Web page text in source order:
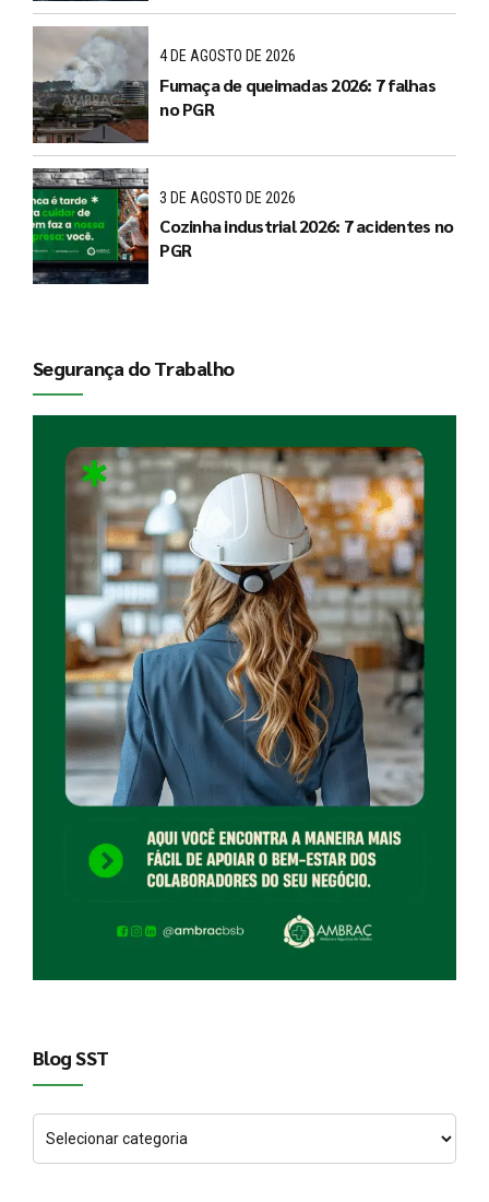
4 DE AGOSTO DE 2026
Fumaça de queimadas 2026: 7 falhas
no PGR
3 DE AGOSTO DE 2026
Cozinha industrial 2026: 7 acidentes no
PGR
Segurança do Trabalho
Blog SST